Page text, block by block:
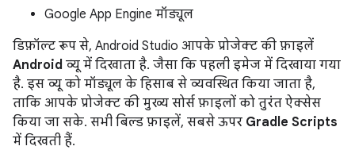
Google App Engine मॉड्यूल
डिफ़ॉल्ट रूप से, Android Studio आपके प्रोजेक्ट की फ़ाइलें
Android व्यू में दिखाता है. जैसा कि पहली इमेज में दिखाया गया
है. इस व्यू को मॉड्यूल के हिसाब से व्यवस्थित किया जाता है,
ताकि आपके प्रोजेक्ट की मुख्य सोर्स फ़ाइलों को तुरंत ऐक्सेस
किया जा सके. सभी बिल्ड फ़ाइलें, सबसे ऊपर Gradle Scripts
में दिखती हैं.